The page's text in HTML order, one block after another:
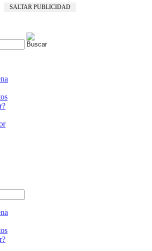
SALTAR PUBLICIDAD